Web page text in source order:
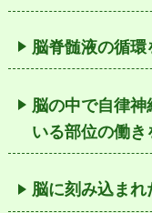
脳脊髄液の循環
脳の中で自律
いる部位の働き
脳に刻み込ま